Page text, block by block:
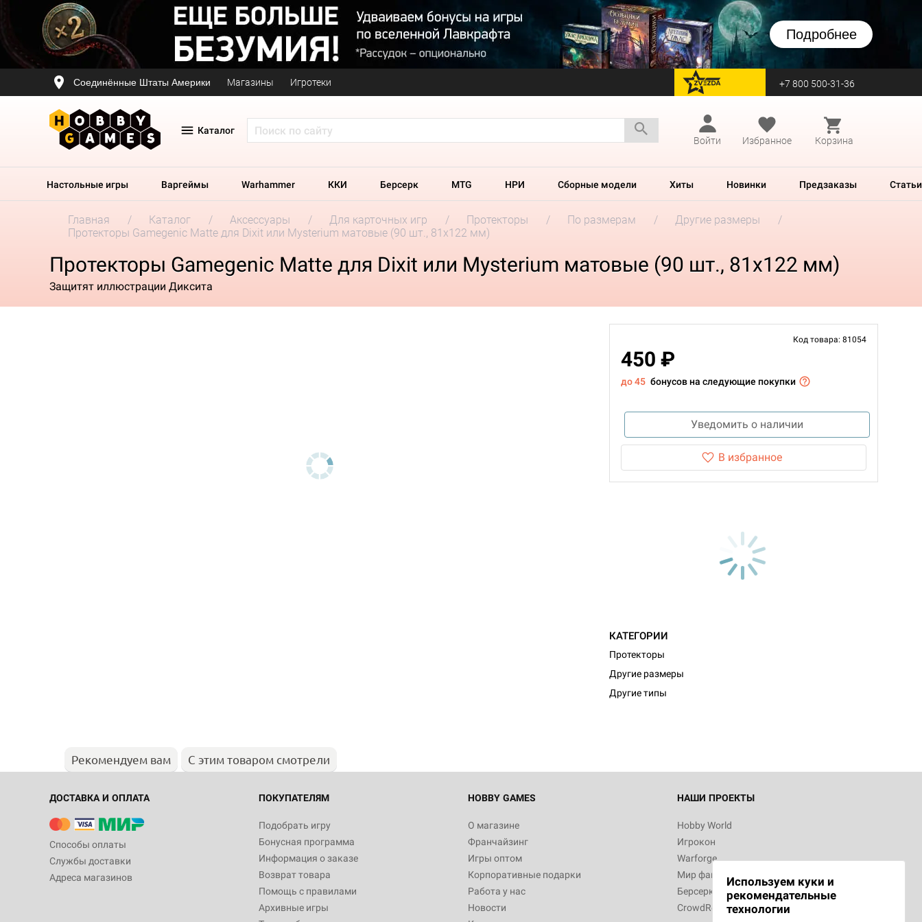
Подробнее
Соединённые Штаты Америки Магазины Игротеки перейти на Zvezda +7 800 500-31-36
Каталог
Войти
Избранное Корзина
Настольные игры Варгеймы Warhammer ККИ Берсерк MTG НРИ Сборные модели Хиты Новинки Предзаказы Статьи
Главная Каталог Аксессуары Для карточных игр Протекторы По размерам
Другие размеры
Протекторы Gamegenic Matte для Dixit или Mysterium матовые (90 шт., 81x122 мм)
Протекторы Gamegenic Matte для Dixit или Mysterium матовые (90 шт., 81x122 мм)
Защитят иллюстрации Диксита
Код товара: 81054
450 ₽
до 45 бонусов на следующие покупки
Уведомить о наличии
В избранное
КАТЕГОРИИ
Протекторы
Другие размеры
Другие типы
Рекомендуем вам С этим товаром смотрели
ДОСТАВКА И ОПЛАТА
Способы оплаты
Службы доставки
Адреса магазинов
ПОКУПАТЕЛЯМ
Подобрать игру
Бонусная программа
Информация о заказе
Возврат товара
Помощь с правилами
Архивные игры
HOBBY GAMES
О магазине
Франчайзинг
Игры оптом
Корпоративные подарки
Работа у нас
Новости
НАШИ ПРОЕКТЫ
Hobby World
Игрокон
Warforge
Мир фантастики
Берсерк
CrowdRepublic
Используем куки и
рекомендательные
технологии